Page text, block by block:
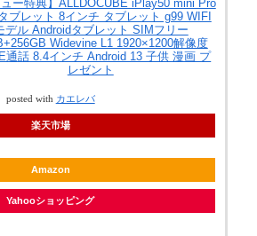
ュー特典】ALLDOCUBE iPlay50 mini Pro
ブレット 8インチ タブレット g99 WIFI
デル Androidタブレット SIMフリー
Widevine L1 1920×1200解像度
通話 8.4インチ Android 13 子供 漫画 プ
レゼント
posted with カエレバ
楽天市場
Amazon
Yahooショッピング